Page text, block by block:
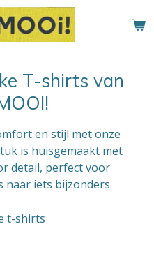
T-shirts van
en stijl met onze
is huisgemaakt met
detail, perfect voor
naar iets bijzonders.
t-shirts